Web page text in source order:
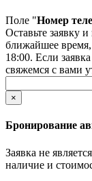
Поле "Номер
Оставьте заявку
ближайшее время,
18:00. Если
свяжемся с вами
×
Бронирование
Заявка не
наличие и